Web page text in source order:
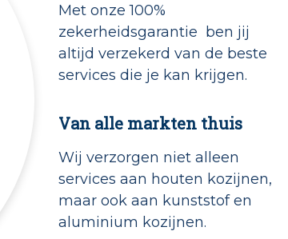
Met onze 100%
zekerheidsgarantie ben jij
altijd verzekerd van de beste
services die je kan krijgen.
Van alle markten thuis
Wij verzorgen niet alleen
services aan houten kozijnen,
maar ook aan kunststof en
aluminium kozijnen.